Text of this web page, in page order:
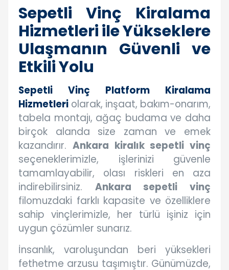
Sepetli Vinç Kiralama
Hizmetleri ile Yükseklere
Ulaşmanın Güvenli ve
Etkili Yolu
Sepetli Vinç Platform Kiralama
Hizmetleri olarak, inşaat, bakım-onarım,
tabela montajı, ağaç budama ve daha
birçok alanda size zaman ve emek
kazandırır. Ankara kiralık sepetli vinç
seçeneklerimizle, işlerinizi güvenle
tamamlayabilir, olası riskleri en aza
indirebilirsiniz. Ankara sepetli vinç
filomuzdaki farklı kapasite ve özelliklere
sahip vinçlerimizle, her türlü işiniz için
uygun çözümler sunarız.
İnsanlık, varoluşundan beri yüksekleri
fethetme arzusu taşımıştır. Günümüzde,